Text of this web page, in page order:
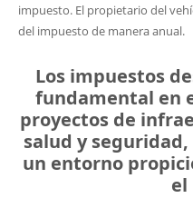
impuesto. El propietario del
del impuesto de manera anual.
Los impuestos
fundamental en
proyectos de
salud y
un entorno
el